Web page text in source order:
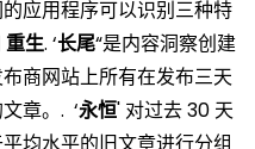
应用程序可以识别三种特
重生. ‘长尾“是内容洞察创建
商网站上所有在发布三天
章。. ‘永恒' 对过去 30 天